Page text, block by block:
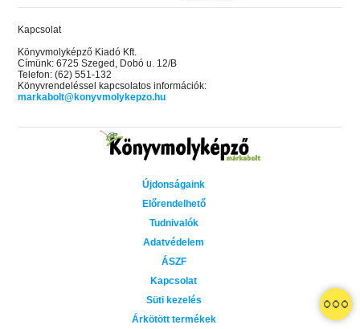
Grace and Glory - Kegyelem és
dicsőség (Az Előhírnök-trilógia
Különleges éldekorált kiadás!
Bad Girl Reputation
lány (Avalon Bay 2.)
Elle Kennedy
Kapcsolat
Könyvmolyképző Kiadó Kft.
Címünk: 6725 Szeged, Dobó u. 12/B
Telefon: (62) 551-132
Könyvrendeléssel kapcsolatos információk:
markabolt@konyvmolykepzo.hu
Újdonságaink
Előrendelhető
Tudnivalók
Adatvédelem
ÁSZF
Kapcsolat
Süti kezelés
Árkötött termékek